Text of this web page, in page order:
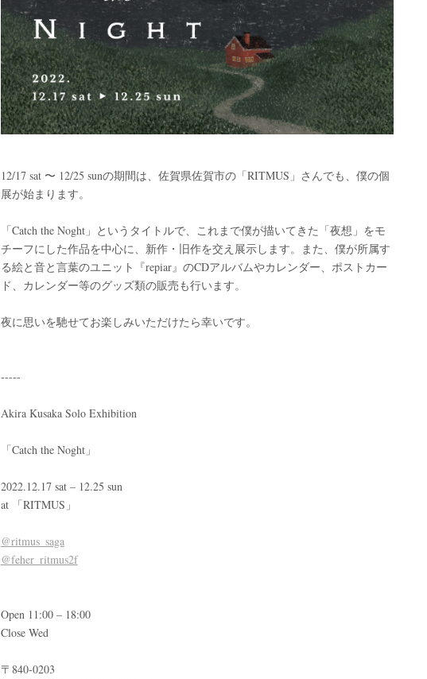
12/17 sat 〜 12/25 sunの期間は、佐賀県佐賀市の「RITMUS」さんでも、僕の個
展が始まります。
「Catch the Noght」というタイトルで、これまで僕が描いてきた「夜想」をモ
チーフにした作品を中心に、新作・旧作を交え展示します。また、僕が所属す
る絵と音と言葉のユニット『repiar』のCDアルバムやカレンダー、ポストカー
ド、カレンダー等のグッズ類の販売も行います。
夜に思いを馳せてお楽しみいただけたら幸いです。
-----
Akira Kusaka Solo Exhibition
「Catch the Noght」
2022.12.17 sat – 12.25 sun
at 「RITMUS」
@ritmus_saga
@feher_ritmus2f
Open 11:00 – 18:00
Close Wed
〒840-0203